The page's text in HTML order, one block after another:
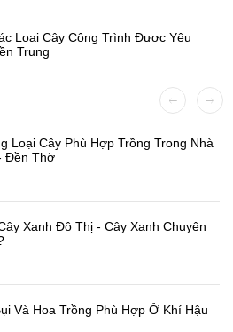
Loại Cây Công Trình Được Yêu
Trung
Loại Cây Phù Hợp Trồng Trong Nhà
Đền Thờ
Xanh Đô Thị - Cây Xanh Chuyên
Và Hoa Trồng Phù Hợp Ở Khí Hậu